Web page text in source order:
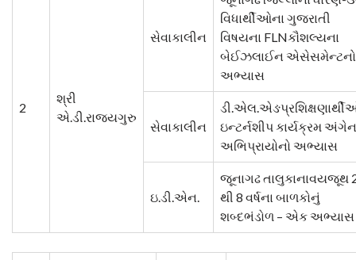
2
શ્રી
એ.ડી.રાજયગુરુ
સેવાકાલીન
વિધાર્થીઓના ગુજરાતી
વિષયના FLNકૌશલ્યના
બેઈઝલાઈન એસેસમેન્ટનો
અભ્યાસ
સેવાકાલીન
ઇન્ટર્નશીપ કાર્યક્રમ
અભિપ્રાયોનો અભ્યાસ
ઇ.ડી.એન.
જૂનાગઢ તાલુકાનાવયજૂથ
થી 8 વર્ષના બાળકોનું
શબ્દભંડોળ – એક અભ્યાસ